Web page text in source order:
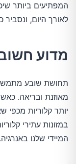
המפתיעים ביותר
לאורך היום, ונסביר
מדוע
תחושת שובע
מאוזנת ובריאה.
יותר קלוריות מכפי
במזונות עתירי
המיידי שלנו באנרגיה.